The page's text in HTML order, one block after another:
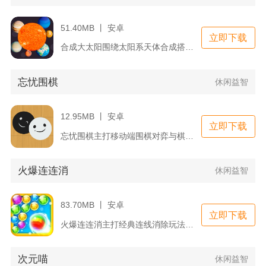
51.40MB 丨 安卓
合成大太阳围绕太阳系天体合成搭建完整游玩体系，以月球为初始天...
立即下载
忘忧围棋 休闲益智
12.95MB 丨 安卓
忘忧围棋主打移动端围棋对弈与棋力练习，覆盖零基础新手到业余高...
立即下载
火爆连连消 休闲益智
83.70MB 丨 安卓
火爆连连消主打经典连线消除玩法，依托生活化果蔬、萌宠图案搭建...
立即下载
次元喵 休闲益智